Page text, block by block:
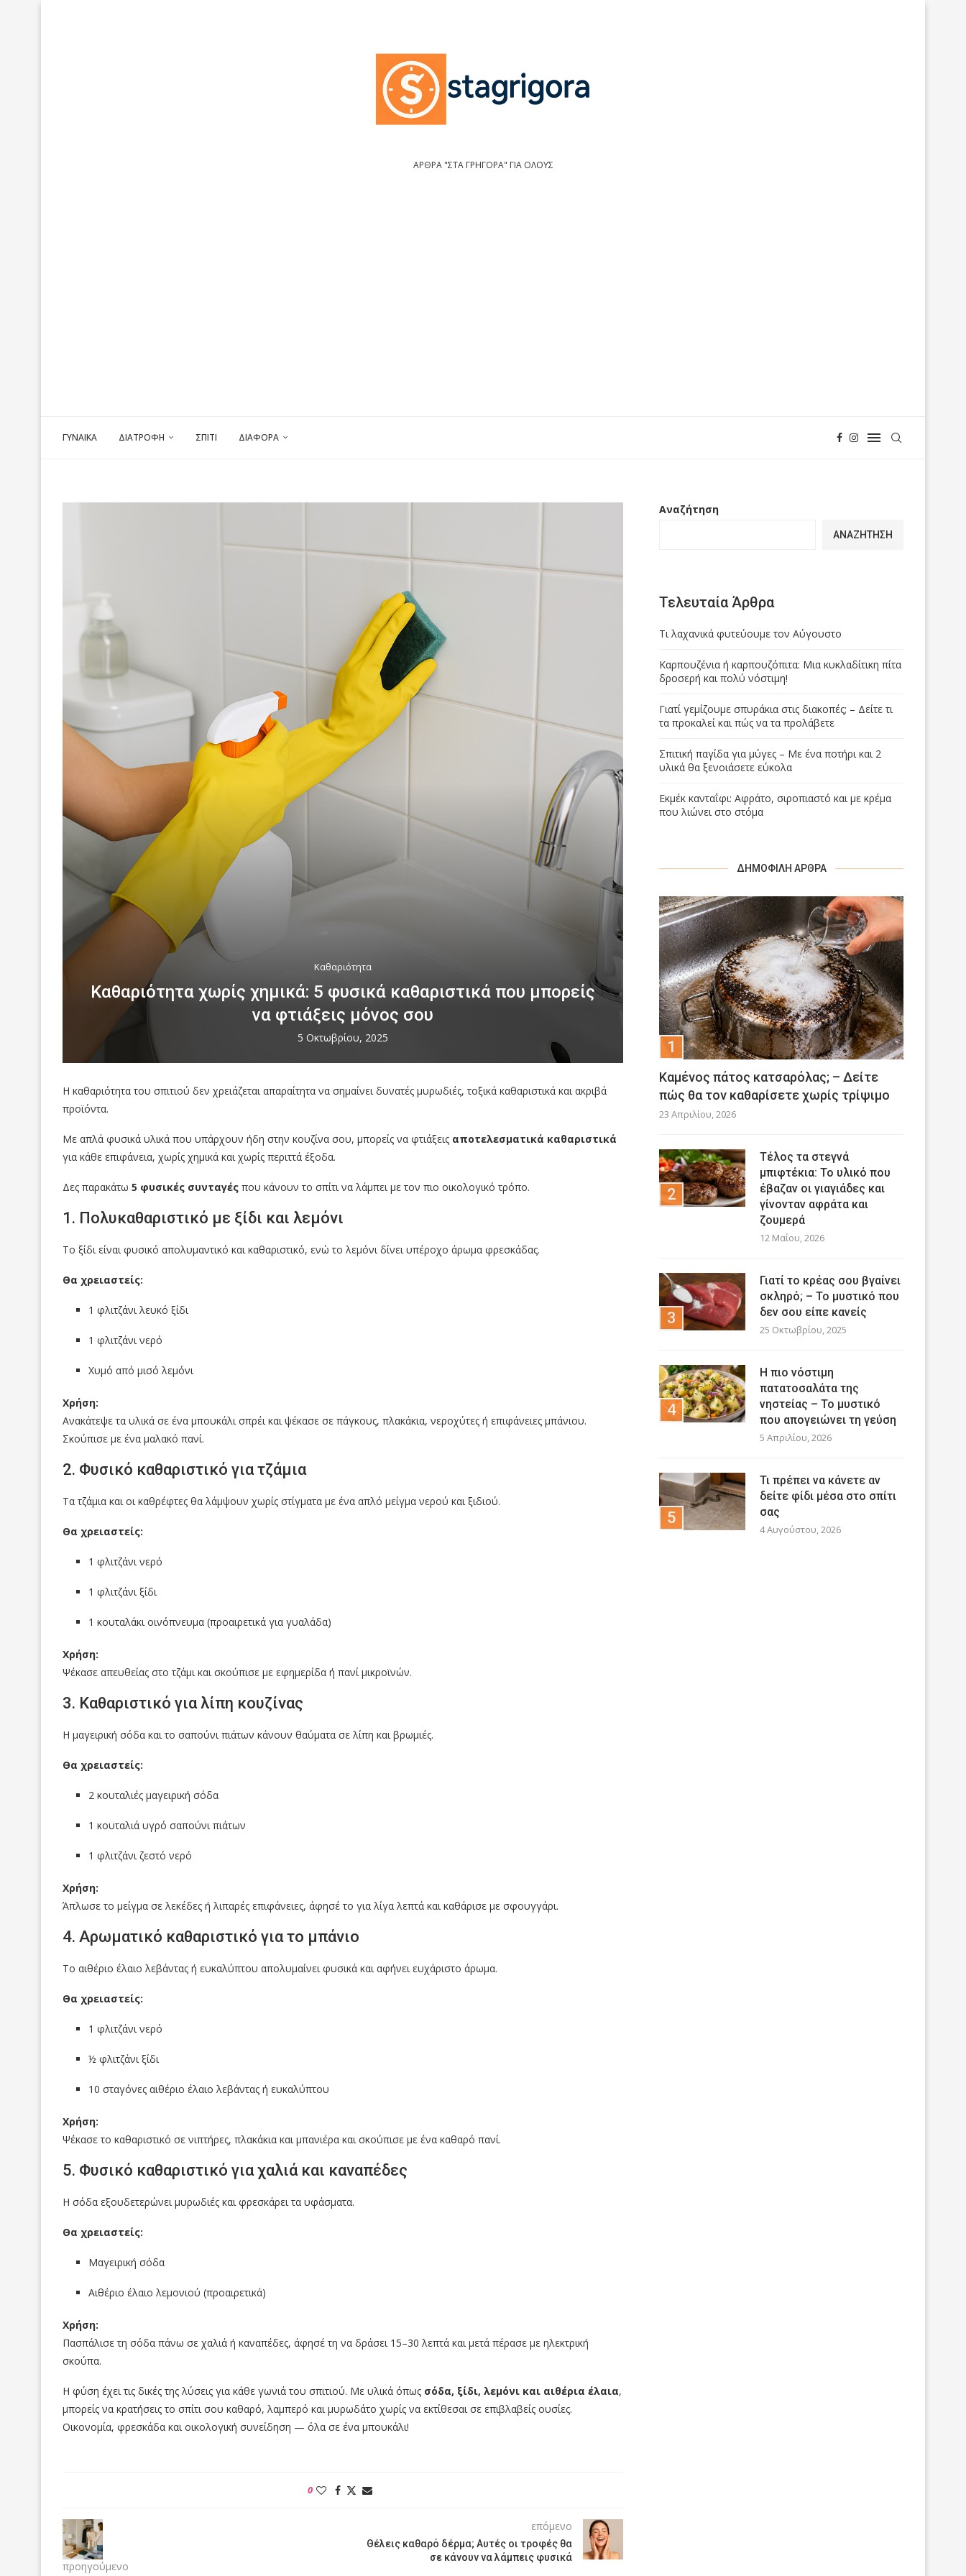
ΑΡΘΡΑ "ΣΤΑ ΓΡΗΓΟΡΑ" ΓΙΑ ΟΛΟΥΣ
ΓΥΝΑΙΚΑ ΔΙΑΤΡΟΦΗ ΣΠΙΤΙ ΔΙΑΦΟΡΑ
Καθαριότητα
Καθαριότητα χωρίς χημικά: 5 φυσικά καθαριστικά που μπορείς
να φτιάξεις μόνος σου
5 Οκτωβρίου, 2025
Η καθαριότητα του σπιτιού δεν χρειάζεται απαραίτητα να σημαίνει δυνατές μυρωδιές, τοξικά καθαριστικά και ακριβά
προϊόντα.
Με απλά φυσικά υλικά που υπάρχουν ήδη στην κουζίνα σου, μπορείς να φτιάξεις αποτελεσματικά καθαριστικά
για κάθε επιφάνεια, χωρίς χημικά και χωρίς περιττά έξοδα.
Δες παρακάτω 5 φυσικές συνταγές που κάνουν το σπίτι να λάμπει με τον πιο οικολογικό τρόπο.
1. Πολυκαθαριστικό με ξίδι και λεμόνι
Το ξίδι είναι φυσικό απολυμαντικό και καθαριστικό, ενώ το λεμόνι δίνει υπέροχο άρωμα φρεσκάδας.
Θα χρειαστείς:
1 φλιτζάνι λευκό ξίδι
1 φλιτζάνι νερό
Χυμό από μισό λεμόνι
Χρήση:
Ανακάτεψε τα υλικά σε ένα μπουκάλι σπρέι και ψέκασε σε πάγκους, πλακάκια, νεροχύτες ή επιφάνειες μπάνιου.
Σκούπισε με ένα μαλακό πανί.
2. Φυσικό καθαριστικό για τζάμια
Τα τζάμια και οι καθρέφτες θα λάμψουν χωρίς στίγματα με ένα απλό μείγμα νερού και ξιδιού.
Θα χρειαστείς:
1 φλιτζάνι νερό
1 φλιτζάνι ξίδι
1 κουταλάκι οινόπνευμα (προαιρετικά για γυαλάδα)
Χρήση:
Ψέκασε απευθείας στο τζάμι και σκούπισε με εφημερίδα ή πανί μικροϊνών.
3. Καθαριστικό για λίπη κουζίνας
Η μαγειρική σόδα και το σαπούνι πιάτων κάνουν θαύματα σε λίπη και βρωμιές.
Θα χρειαστείς:
2 κουταλιές μαγειρική σόδα
1 κουταλιά υγρό σαπούνι πιάτων
1 φλιτζάνι ζεστό νερό
Χρήση:
Άπλωσε το μείγμα σε λεκέδες ή λιπαρές επιφάνειες, άφησέ το για λίγα λεπτά και καθάρισε με σφουγγάρι.
4. Αρωματικό καθαριστικό για το μπάνιο
Το αιθέριο έλαιο λεβάντας ή ευκαλύπτου απολυμαίνει φυσικά και αφήνει ευχάριστο άρωμα.
Θα χρειαστείς:
1 φλιτζάνι νερό
½ φλιτζάνι ξίδι
10 σταγόνες αιθέριο έλαιο λεβάντας ή ευκαλύπτου
Χρήση:
Ψέκασε το καθαριστικό σε νιπτήρες, πλακάκια και μπανιέρα και σκούπισε με ένα καθαρό πανί.
5. Φυσικό καθαριστικό για χαλιά και καναπέδες
Η σόδα εξουδετερώνει μυρωδιές και φρεσκάρει τα υφάσματα.
Θα χρειαστείς:
Μαγειρική σόδα
Αιθέριο έλαιο λεμονιού (προαιρετικά)
Χρήση:
Πασπάλισε τη σόδα πάνω σε χαλιά ή καναπέδες, άφησέ τη να δράσει 15–30 λεπτά και μετά πέρασε με ηλεκτρική
σκούπα.
Η φύση έχει τις δικές της λύσεις για κάθε γωνιά του σπιτιού. Με υλικά όπως σόδα, ξίδι, λεμόνι και αιθέρια έλαια,
μπορείς να κρατήσεις το σπίτι σου καθαρό, λαμπερό και μυρωδάτο χωρίς να εκτίθεσαι σε επιβλαβείς ουσίες.
Οικονομία, φρεσκάδα και οικολογική συνείδηση — όλα σε ένα μπουκάλι!
0
προηγούμενο
επόμενο
Θέλεις καθαρό δέρμα; Αυτές οι τροφές θα
σε κάνουν να λάμπεις φυσικά
Αναζήτηση
ΑΝΑΖΉΤΗΣΗ
Τελευταία Άρθρα
Τι λαχανικά φυτεύουμε τον Αύγουστο
Καρπουζένια ή καρπουζόπιτα: Μια κυκλαδίτικη πίτα
δροσερή και πολύ νόστιμη!
Γιατί γεμίζουμε σπυράκια στις διακοπές; – Δείτε τι
τα προκαλεί και πώς να τα προλάβετε
Σπιτική παγίδα για μύγες – Με ένα ποτήρι και 2
υλικά θα ξενοιάσετε εύκολα
Εκμέκ κανταΐφι: Αφράτο, σιροπιαστό και με κρέμα
που λιώνει στο στόμα
ΔΗΜΟΦΙΛΉ ΆΡΘΡΑ
Καμένος πάτος κατσαρόλας; – Δείτε
πώς θα τον καθαρίσετε χωρίς τρίψιμο
23 Απριλίου, 2026
Τέλος τα στεγνά
μπιφτέκια: Το υλικό που
έβαζαν οι γιαγιάδες και
γίνονταν αφράτα και
ζουμερά
12 Μαΐου, 2026
Γιατί το κρέας σου βγαίνει
σκληρό; – Το μυστικό που
δεν σου είπε κανείς
25 Οκτωβρίου, 2025
Η πιο νόστιμη
πατατοσαλάτα της
νηστείας – Το μυστικό
που απογειώνει τη γεύση
5 Απριλίου, 2026
Τι πρέπει να κάνετε αν
δείτε φίδι μέσα στο σπίτι
σας
4 Αυγούστου, 2026